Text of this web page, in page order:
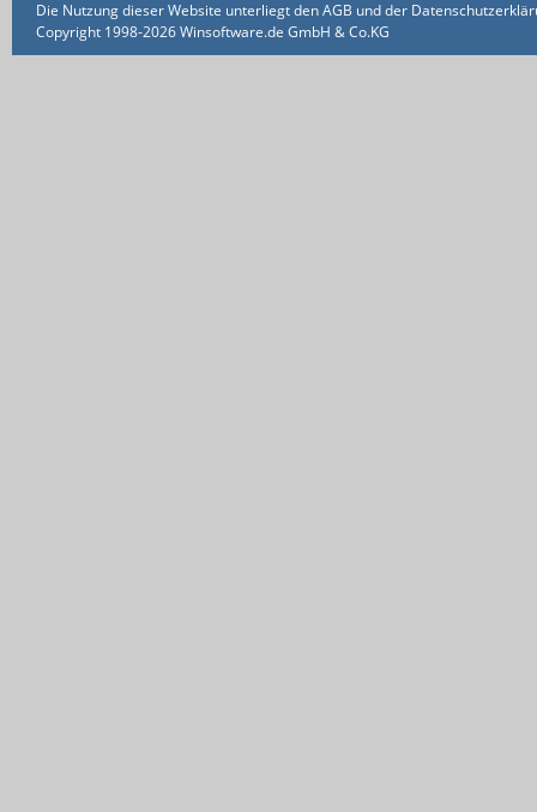
Die Nutzung dieser Website unterliegt den AGB und der
Copyright 1998-2026 Winsoftware.de GmbH & Co.KG